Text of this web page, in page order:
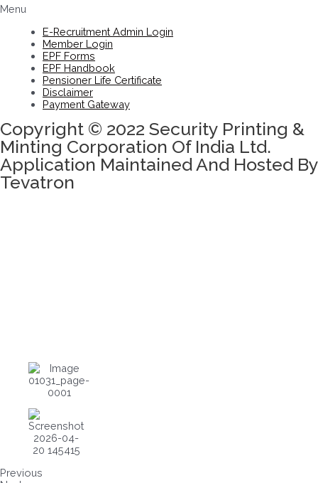
Menu
E-Recruitment Admin Login
Member Login
EPF Forms
EPF Handbook
Pensioner Life Certificate
Disclaimer
Payment Gateway
Copyright © 2022 Security Printing &
Minting Corporation Of India Ltd.
Application Maintained And Hosted By
Tevatron
Previous